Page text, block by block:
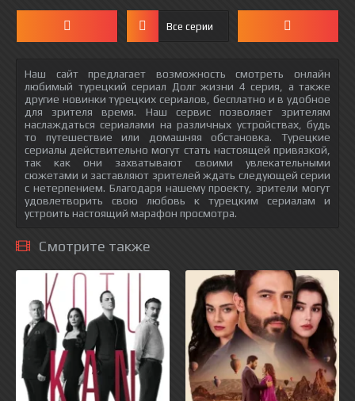
Все серии
Наш сайт предлагает возможность смотреть онлайн
любимый турецкий сериал Долг жизни 4 серия, а также
другие новинки турецких сериалов, бесплатно и в удобное
для зрителя время. Наш сервис позволяет зрителям
наслаждаться сериалами на различных устройствах, будь
то путешествие или домашняя обстановка. Турецкие
сериалы действительно могут стать настоящей привязкой,
так как они захватывают своими увлекательными
сюжетами и заставляют зрителей ждать следующей серии
с нетерпением. Благодаря нашему проекту, зрители могут
удовлетворить свою любовь к турецким сериалам и
устроить настоящий марафон просмотра.
Смотрите также